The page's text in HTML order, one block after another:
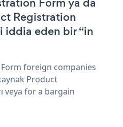
Registration
iddia eden bir “in
foreign companies
Product
veya for a bargain